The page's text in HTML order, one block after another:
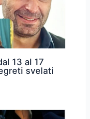
13 al 17
svelati